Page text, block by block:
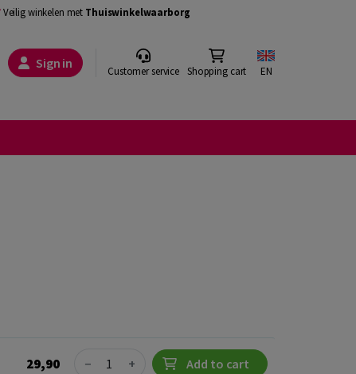
Veilig winkelen met Thuiswinkelwaarborg
Sign in Customer service Shopping cart EN
29,90 Quantity
− + Add to cart